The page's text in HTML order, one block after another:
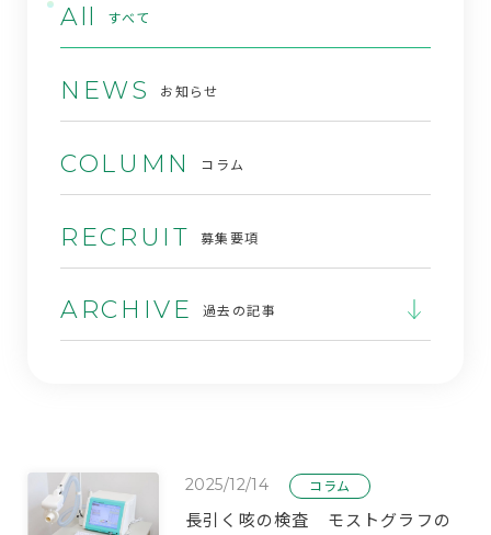
All すべて
NEWS お知らせ
COLUMN コラム
RECRUIT 募集要項
ARCHIVE 過去の記事
2025/12/14 コラム
長引く咳の検査 モストグラフの